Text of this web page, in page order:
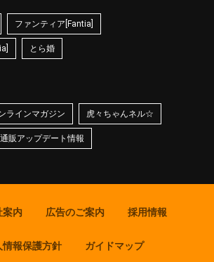
ファンティア[Fantia]
とら婚
ラインマガジン 虎々ちゃんネル☆
通販アップデート情報
案内 広告のご案内 採用情報
情報保護方針 ガイドマップ